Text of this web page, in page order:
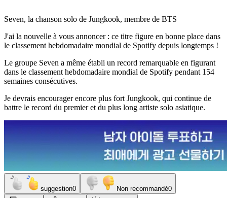
Seven, la chanson solo de Jungkook, membre de BTS
J'ai la nouvelle à vous annoncer : ce titre figure en bonne place dans
le classement hebdomadaire mondial de Spotify depuis longtemps !
Le groupe Seven a même établi un record remarquable en figurant
dans le classement hebdomadaire mondial de Spotify pendant 154
semaines consécutives.
Je devrais encourager encore plus fort Jungkook, qui continue de
battre le record du premier et du plus long artiste solo asiatique.
suggestion0 Non recommandé0